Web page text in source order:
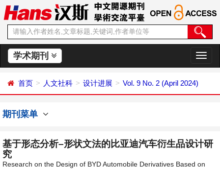
学术期刊
切
换
首页 人文社科 设计进展 Vol. 9 No. 2 (April 2024)
期刊菜单
基于形态分析–形状文法的比亚迪汽车衍生品设计研
究
Research on the Design of BYD Automobile Derivatives Based on